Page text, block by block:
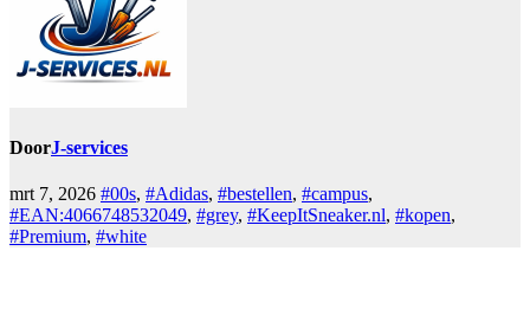
DoorJ-services
mrt 7, 2026 #00s, #Adidas, #bestellen, #campus,
#EAN:4066748532049, #grey, #KeepItSneaker.nl, #kopen,
#Premium, #white